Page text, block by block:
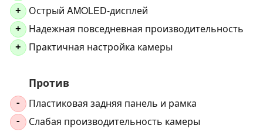
+ Острый AMOLED-дисплей
+ Надежная повседневная производительность
+ Практичная настройка камеры
Против
- Пластиковая задняя панель и рамка
- Слабая производительность камеры